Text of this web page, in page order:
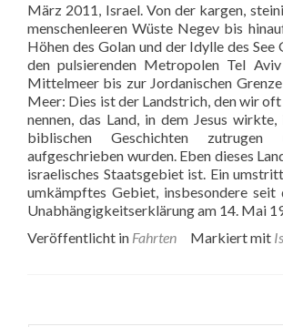
März 2011, Israel. Von der kargen,
menschenleeren Wüste Negev bis
Höhen des Golan und der Idylle des See
den pulsierenden Metropolen Tel
Mittelmeer bis zur Jordanischen
Meer: Dies ist der Landstrich, den wir oft
nennen, das Land, in dem Jesus
biblischen Geschichten
aufgeschrieben wurden. Eben dieses
israelisches Staatsgebiet ist. Ein
umkämpftes Gebiet, insbesondere seit
Unabhängigkeitserklärung am 14. Mai
Veröffentlicht in Fahrten Markiert mit